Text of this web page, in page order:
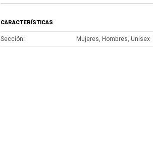
CARACTERÍSTICAS
Sección Mujeres, Hombres, Unisex